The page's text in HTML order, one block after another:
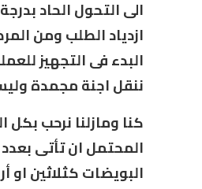
ازدياد الطلب ومن
البدء فى التجهيز
ننقل اجنة مجمدة
كنا ومازلنا نرحب بكل
المحتمل ان تأتى
البويضات كثلاثين او